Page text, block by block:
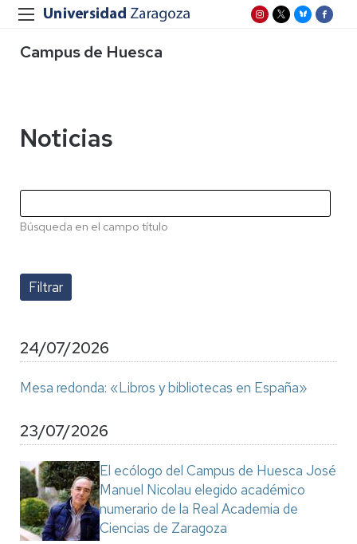
Campus de Huesca
Noticias
Búsqueda en el campo título
24/07/2026
Mesa redonda: «Libros y bibliotecas en España»
23/07/2026
El ecólogo del Campus de Huesca José
Manuel Nicolau elegido académico
numerario de la Real Academia de
Ciencias de Zaragoza